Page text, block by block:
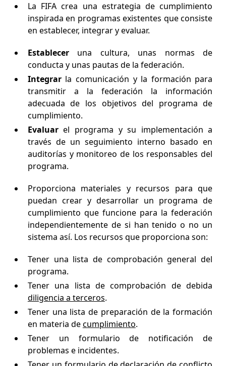
La FIFA crea una estrategia de cumplimiento
inspirada en programas existentes que consiste
en establecer, integrar y evaluar.
Establecer una cultura, unas normas de
conducta y unas pautas de la federación.
Integrarla comunicación y la formación para
transmitir a la federación la información
adecuada de los objetivos del programa de
cumplimiento.
Evaluarel programa y su implementación a
través de un seguimiento interno basado en
auditorías y monitoreo de los responsables del
programa.
Proporciona materiales y recursos para que
puedan crear y desarrollar un programa de
cumplimiento que funcione para la federación
independientemente de si han tenido o no un
sistema así. Los recursos que proporciona son:
Tener una lista de comprobación general del
programa.
Tener una lista de comprobación de debida
diligencia a terceros.
Tener una lista de preparación de la formación
en materia decumplimiento.
Tener un formulario de notificación de
problemas e incidentes.